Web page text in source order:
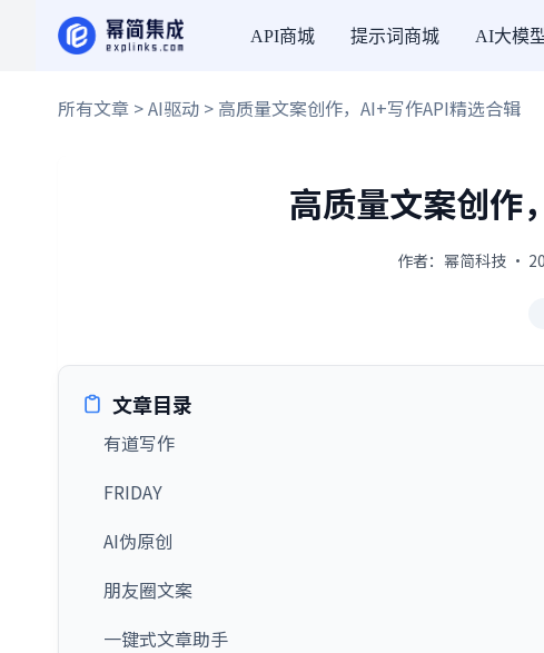
API商城 提示词商城 AI大模
所有文章 >AI驱动 > 高质量文案创作，AI+写作API精选合辑
高质量文案创作
作者：幂简科技 ·
文章目录
有道写作
FRIDAY
AI伪原创
朋友圈文案
一键式文章助手